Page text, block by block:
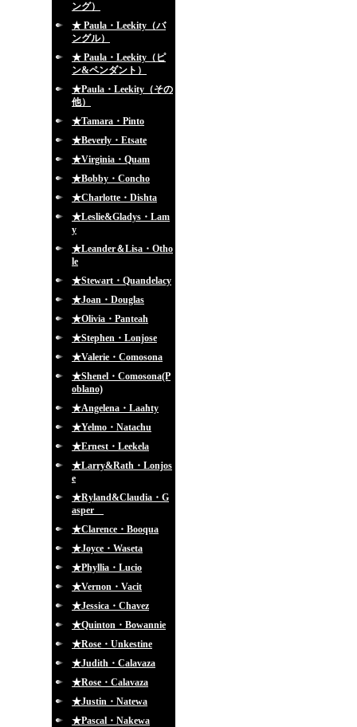
ング）
★ Paula・Leekity（バ
ングル）
★ Paula・Leekity（ピ
ン&ペンダント）
★Paula・Leekity（その
他）
★Tamara・Pinto
★Beverly・Etsate
★Virginia・Quam
★Bobby・Concho
★Charlotte・Dishta
★Leslie&Gladys・Lam
y
★Leander＆Lisa・Otho
le
★Stewart・Quandelacy
★Joan・Douglas
★Olivia・Panteah
★Stephen・Lonjose
★Valerie・Comosona
★Shenel・Comosona(P
oblano)
★Angelena・Laahty
★Yelmo・Natachu
★Ernest・Leekela
★Larry&Rath・Lonjos
e
★Ryland&Claudia・G
asper
★Clarence・Booqua
★Joyce・Waseta
★Phyllia・Lucio
★Vernon・Vacit
★Jessica・Chavez
★Quinton・Bowannie
★Rose・Unkestine
★Judith・Calavaza
★Rose・Calavaza
★Justin・Natewa
★Pascal・Nakewa